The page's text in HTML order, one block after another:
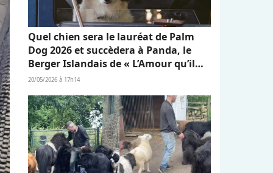
Quel chien sera le lauréat de Palm
Dog 2026 et succèdera à Panda, le
Berger Islandais de « L’Amour qu’il
nous reste » ?
20/05/2026 à 17h14